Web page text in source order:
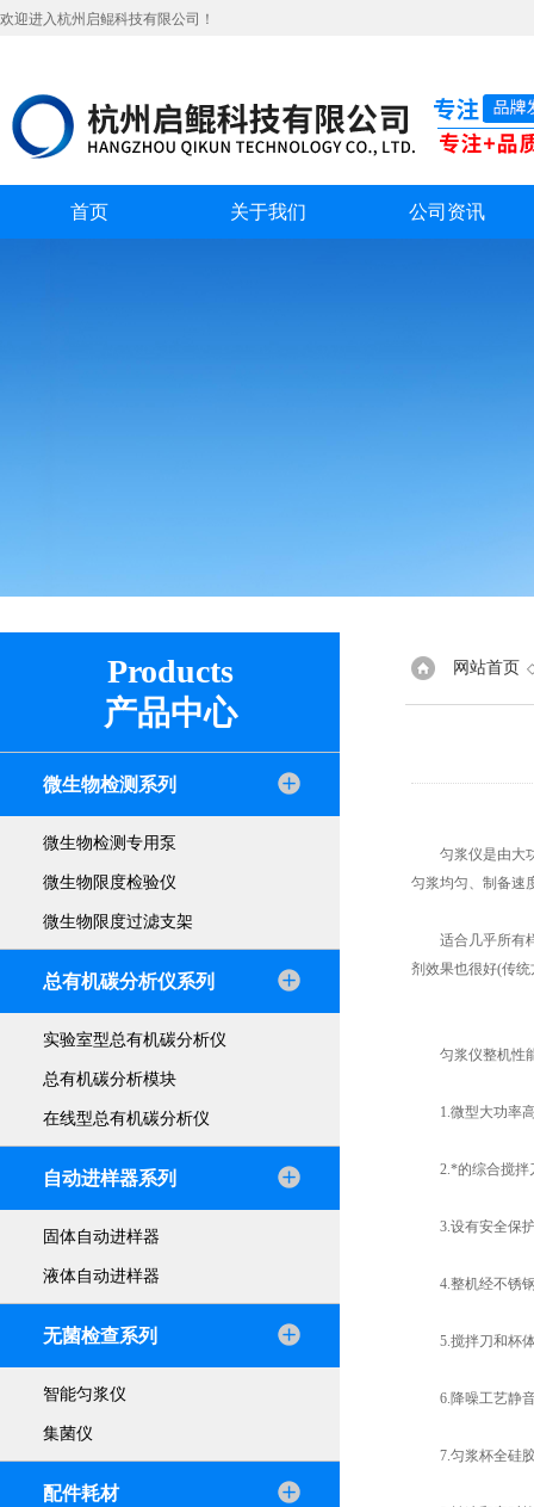
欢迎进入杭州启鲲科技有限公司！
首页 关于我们 公司资讯
Products
产品中心
微生物检测系列
微生物检测专用泵
微生物限度检验仪
微生物限度过滤支架
总有机碳分析仪系列
实验室型总有机碳分析仪
总有机碳分析模块
在线型总有机碳分析仪
自动进样器系列
固体自动进样器
液体自动进样器
无菌检查系列
智能匀浆仪
集菌仪
配件耗材
网站首页
匀浆仪是由大功
匀浆均匀、制备速
适合几乎所有样
剂效果也很好(传
匀浆仪整机性
1.微型大功率高
2.*的综合搅拌
3.设有安全保护
4.整机经不锈钢
5.搅拌刀和杯体
6.降噪工艺静音
7.匀浆杯全硅胶